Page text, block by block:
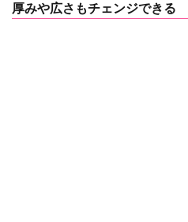
厚みや広さもチェンジできる